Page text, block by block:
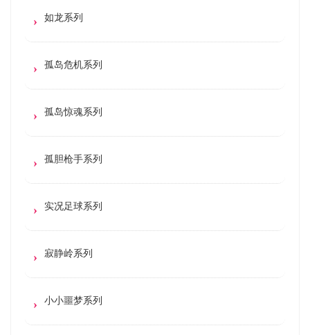
如龙系列
孤岛危机系列
孤岛惊魂系列
孤胆枪手系列
实况足球系列
寂静岭系列
小小噩梦系列